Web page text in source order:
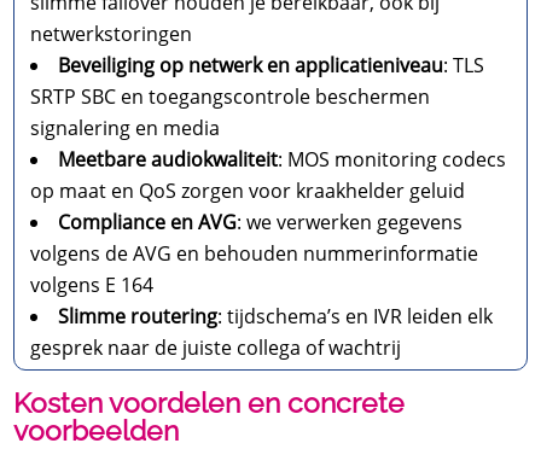
netwerkstoringen
Beveiliging op netwerk en applicatieniveau: TLS
SRTP SBC en toegangscontrole beschermen
signalering en media
Meetbare audiokwaliteit: MOS monitoring codecs
op maat en QoS zorgen voor kraakhelder geluid
Compliance en AVG: we verwerken gegevens
volgens de AVG en behouden nummerinformatie
volgens E 164
Slimme routering: tijdschema’s en IVR leiden elk
gesprek naar de juiste collega of wachtrij
Kosten voordelen en concrete
voorbeelden